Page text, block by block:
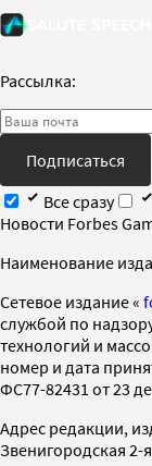
Рассылка:
Подписаться
Все сразу
Новости Forbes
Наименование
Cетевое издание «
службой по
технологий и
номер и дата
ФС77-82431 от 23
Адрес редакции,
Звенигородская 2-